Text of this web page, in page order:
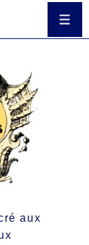
aux